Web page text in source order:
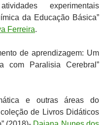
experimentais
da Educação Básica”
Ferreira.
de aprendizagem: Um
com Paralisia Cerebral”
e outras áreas do
de Livros Didáticos